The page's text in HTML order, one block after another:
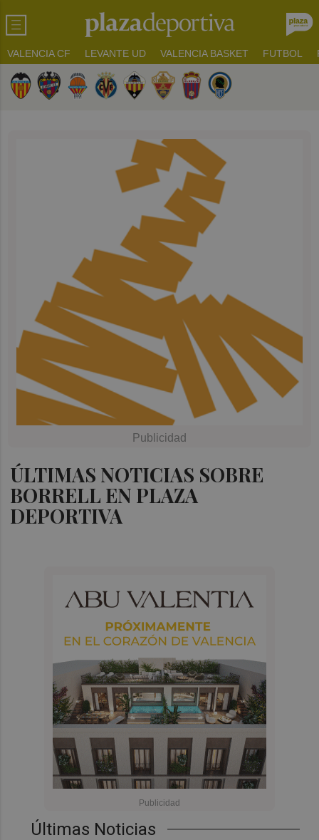
VALENCIA CF LEVANTE UD VALENCIA BASKET FUTBOL
ÚLTIMAS NOTICIAS SOBRE
BORRELL EN PLAZA
DEPORTIVA
Últimas Noticias